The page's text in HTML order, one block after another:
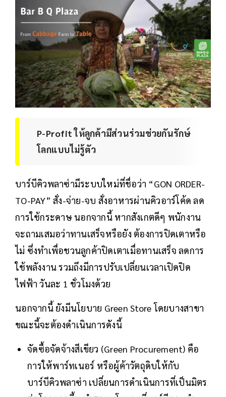
P-Profit ให้ลูกค้ามีส่วนร่วมช่วยกันรักษ์
โลกแบบไม่รู้ตัว
บาร์บีคิวพลาซ่ามีระบบใหม่ที่ชื่อว่า “GON ORDER-
TO-PAY” สั่ง-จ่าย-จบ สั่งอาหารผ่านคิวอาร์โค้ด ลด
การใช้กระดาษ นอกจากนี้ หากสังเกตดีๆ พนักงาน
จะถามเสมอว่าทานเสร็จหรือยัง ต้องการปิดเตาหรือ
ไม่ ซึ่งทำเพื่อชวนลูกค้าปิดเตาเมื่อทานเสร็จ ลดการ
ใช้พลังงาน รวมถึงมีการปรับเปลี่ยนเวลาเปิดปิด
ไฟฟ้า วันละ 1 ชั่วโมงด้วย
นอกจากนี้ ยังมีนโยบาย Green Store โดยบางสาขา
ขณะนี้จะต้องดำเนินการดังนี้
จัดซื้อจัดจ้างสีเขียว (Green Procurement) คือ
การให้พาร์ทเนอร์ หรือผู้ค้าวัตถุดิบให้กับ
บาร์บีคิวพลาซ่า เปลี่ยนการดำเนินการที่เป็นมิตร